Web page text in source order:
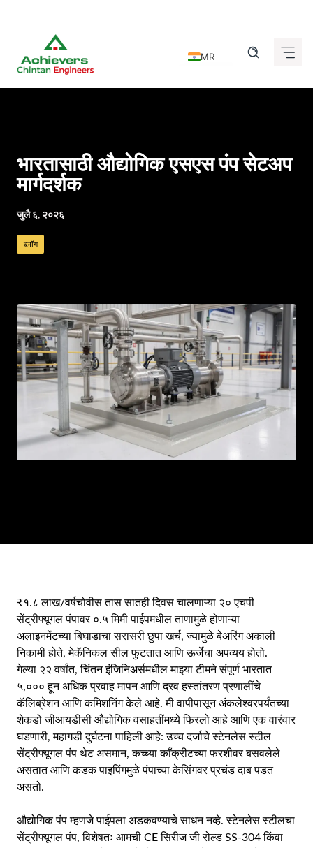
content
MR
TE
AR
BN
ML
PT
RU
भारतासाठी औद्योगिक एसएस पंप सेटअप
मार्गदर्शक
जुलै ६, २०२६
ब्लॉग
₹१.८ लाख/वर्षचोवीस तास सातही दिवस चालणाऱ्या २० एचपी
सेंट्रीफ्यूगल पंपावर ०.५ मिमी पाईपमधील ताणामुळे होणाऱ्या
अलाइनमेंटच्या बिघाडाचा सरासरी छुपा खर्च, ज्यामुळे बेअरिंग अकाली
निकामी होते, मेकॅनिकल सील फुटतात आणि ऊर्जेचा अपव्यय होतो.
गेल्या २२ वर्षांत, चिंतन इंजिनिअर्समधील माझ्या टीमने संपूर्ण भारतात
५,००० हून अधिक प्रवाह मापन आणि द्रव हस्तांतरण प्रणालींचे
कॅलिब्रेशन आणि कमिशनिंग केले आहे. मी वापीपासून अंकलेश्वरपर्यंतच्या
शेकडो जीआयडीसी औद्योगिक वसाहतींमध्ये फिरलो आहे आणि एक वारंवार
घडणारी, महागडी दुर्घटना पाहिली आहे: उच्च दर्जाचे स्टेनलेस स्टील
सेंट्रीफ्यूगल पंप थेट असमान, कच्च्या काँक्रीटच्या फरशीवर बसवलेले
असतात आणि कडक पाइपिंगमुळे पंपाच्या केसिंगवर प्रचंड दाब पडत
असतो.
औद्योगिक पंप म्हणजे पाईपला अडकवण्याचे साधन नव्हे. स्टेनलेस स्टीलचा
सेंट्रीफ्यूगल पंप, विशेषतः आमची CE सिरीज जी रोल्ड SS-304 किंवा